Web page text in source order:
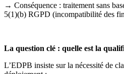
→ Conséquence : traitement sans
5(1)(b) RGPD (incompatibilité des
La question clé : quelle est la
L’EDPB insiste sur la nécessité de